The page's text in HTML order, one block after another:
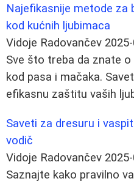
Najefikasnije metode za
kod kućnih ljubimaca
Vidoje Radovančev
Sve što treba da znate
kod pasa i mačaka.
efikasnu zaštitu vaših
Saveti za dresuru i
vodič
Vidoje Radovančev
Saznajte kako pravilno